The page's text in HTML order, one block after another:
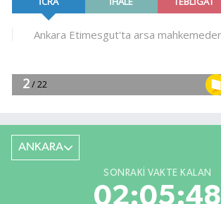
ANKARA
SONRAKI VAKTE KALAN
02:05:46